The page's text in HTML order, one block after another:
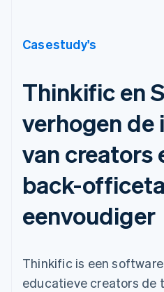
Casestudy's
Thinkific en
verhogen de
van creators
back-
eenvoudiger
Thinkific is een
educatieve creators de